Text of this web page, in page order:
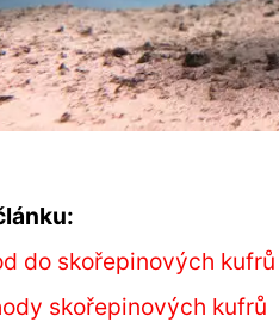
do skořepinových kufrů
skořepinových kufrů